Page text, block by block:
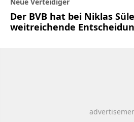
Der BVB hat bei Niklas
weitreichende